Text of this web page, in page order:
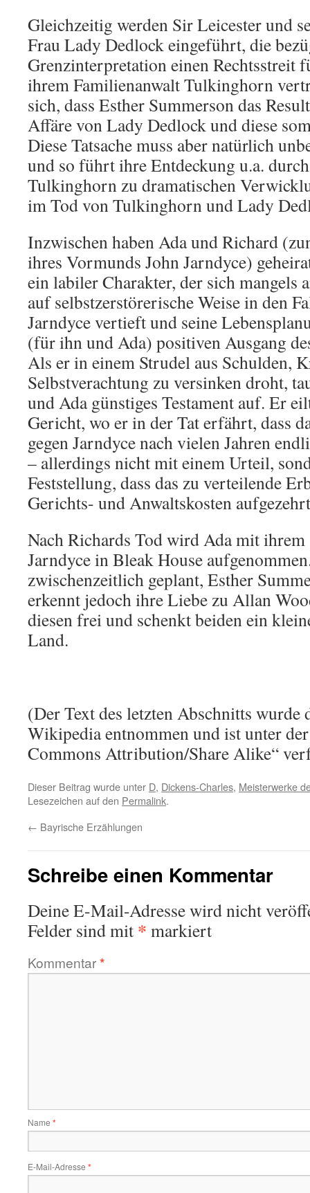
Gleichzeitig werden Sir Leicester und
Frau Lady Dedlock eingeführt, die
Grenzinterpretation einen Rechtsstreit
ihrem Familienanwalt Tulkinghorn
sich, dass Esther Summerson das
Affäre von Lady Dedlock und diese
Diese Tatsache muss aber natürlich
und so führt ihre Entdeckung u.a.
Tulkinghorn zu dramatischen
im Tod von Tulkinghorn und Lady
Inzwischen haben Ada und Richard
ihres Vormunds John Jarndyce)
ein labiler Charakter, der sich mangels
auf selbstzerstörerische Weise in den
Jarndyce vertieft und seine
(für ihn und Ada) positiven Ausgang
Als er in einem Strudel aus Schulden,
Selbstverachtung zu versinken droht,
und Ada günstiges Testament auf. Er
Gericht, wo er in der Tat erfährt, dass
gegen Jarndyce nach vielen Jahren
– allerdings nicht mit einem Urteil,
Feststellung, dass das zu verteilende
Gerichts- und Anwaltskosten
Nach Richards Tod wird Ada mit
Jarndyce in Bleak House
zwischenzeitlich geplant, Esther
erkennt jedoch ihre Liebe zu Allan
diesen frei und schenkt beiden ein
Land.
(Der Text des letzten Abschnitts wurde
Wikipedia entnommen und ist unter
Commons Attribution/Share Alike“
Dieser Beitrag wurde unter D, Dickens-Charles, Meisterwerke
Lesezeichen auf den Permalink.
← Bayrische Erzählungen
Schreibe einen Kommentar
Deine E-Mail-Adresse wird nicht
Felder sind mit * markiert
Kommentar*
Name *
E-Mail-Adresse *